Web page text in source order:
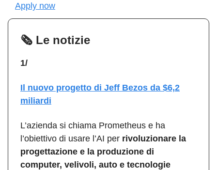
Apply now
🗞️ Le notizie
1/
Il nuovo progetto di Jeff Bezos da $6,2
miliardi
L’azienda si chiama Prometheus e ha
l’obiettivo di usare l’AI per rivoluzionare la
progettazione e la produzione di
computer, velivoli, auto e tecnologie